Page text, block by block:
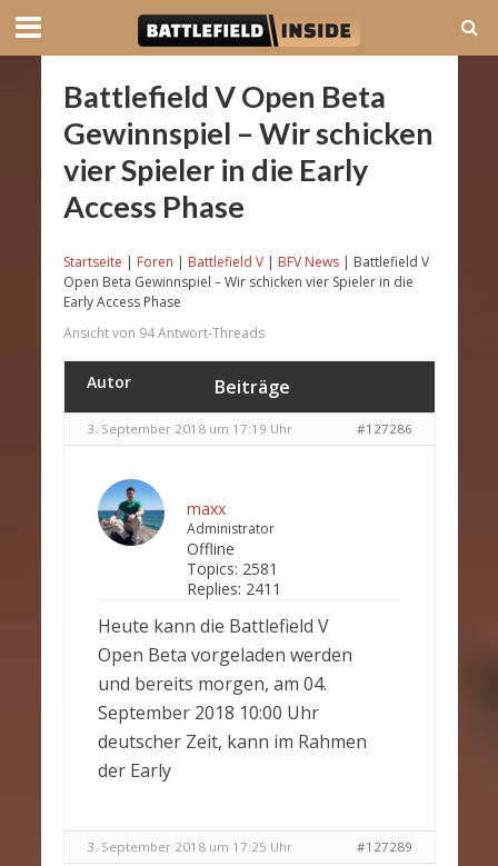
Battlefield V Open Beta
Gewinnspiel – Wir schicken
vier Spieler in die Early
Access Phase
Startseite | Foren | Battlefield V | BFV News | Battlefield V
Open Beta Gewinnspiel – Wir schicken vier Spieler in die
Early Access Phase
Ansicht von 94 Antwort-Threads
Autor Beiträge
3. September 2018 um 17:19 Uhr #127286
maxx
Administrator
Offline
Topics: 2581
Replies: 2411
Heute kann die Battlefield V
Open Beta vorgeladen werden
und bereits morgen, am 04.
September 2018 10:00 Uhr
deutscher Zeit, kann im Rahmen
der Early
3. September 2018 um 17:25 Uhr #127289